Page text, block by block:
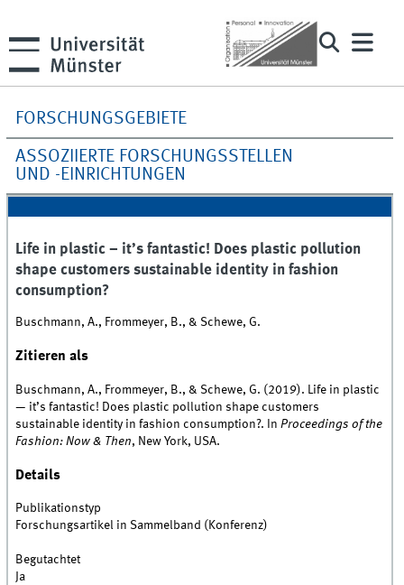
FORSCHUNGSGEBIETE
ASSOZIIERTE FORSCHUNGSSTELLEN
UND -EINRICHTUNGEN
Life in plastic – it’s fantastic! Does plastic pollution
shape customers sustainable identity in fashion
consumption?
Buschmann, A., Frommeyer, B., & Schewe, G.
Zitieren als
Buschmann, A., Frommeyer, B., & Schewe, G. (2019). Life in plastic
— it’s fantastic! Does plastic pollution shape customers
sustainable identity in fashion consumption?. In Proceedings of the
Fashion: Now & Then, New York, USA.
Details
Publikationstyp
Forschungsartikel in Sammelband (Konferenz)
Begutachtet
Ja